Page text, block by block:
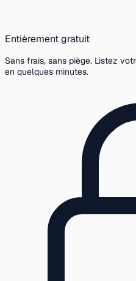
Entièrement gratuit
Sans frais, sans piège. Listez
en quelques minutes.